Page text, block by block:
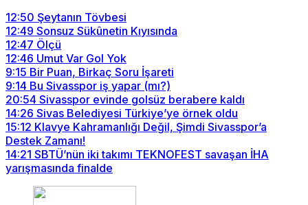
12:50 Şeytanın Tövbesi
12:49 Sonsuz Sükûnetin Kıyısında
12:47 Ölçü
12:46 Umut Var Gol Yok
9:15 Bir Puan, Birkaç Soru İşareti
9:14 Bu Sivasspor iş yapar (mı?)
20:54 Sivasspor evinde golsüz berabere kaldı
14:26 Sivas Belediyesi Türkiye’ye örnek oldu
15:12 Klavye Kahramanlığı Değil, Şimdi Sivasspor’a
Destek Zamanı!
14:21 SBTÜ’nün iki takımı TEKNOFEST savaşan İHA
yarışmasında finalde